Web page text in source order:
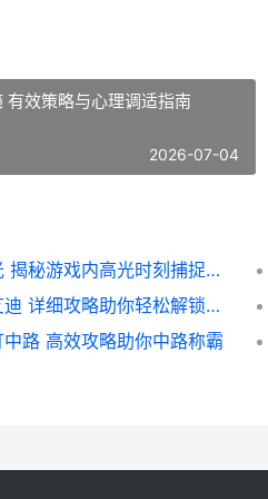
有效策略与心理调适指南
2026-07-04
王者荣耀如何看高光 揭秘游戏内高光时刻捕捉技巧与攻略
王者荣耀如何获得艾迪 详细攻略助你轻松解锁英雄
路 高效攻略助你中路称霸